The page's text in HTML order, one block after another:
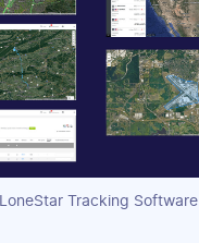
LoneStar Tracking Software